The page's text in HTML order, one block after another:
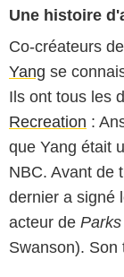
Une histoire
Co-créateurs de
Yang se
Ils ont tous les
Recreation :
que Yang était
NBC. Avant de
dernier a signé
acteur de
Swanson). Son